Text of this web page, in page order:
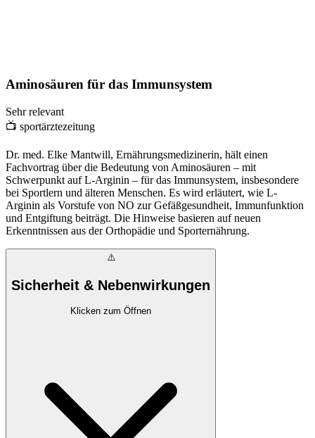
Aminosäuren für das Immunsystem
Sehr relevant
📺 sportärztezeitung
Dr. med. Elke Mantwill, Ernährungsmedizinerin, hält einen
Fachvortrag über die Bedeutung von Aminosäuren – mit
Schwerpunkt auf L-Arginin – für das Immunsystem, insbesondere
bei Sportlern und älteren Menschen. Es wird erläutert, wie L-
Arginin als Vorstufe von NO zur Gefäßgesundheit, Immunfunktion
und Entgiftung beiträgt. Die Hinweise basieren auf neuen
Erkenntnissen aus der Orthopädie und Sporternährung.
⚠️
Sicherheit & Nebenwirkungen
Klicken zum Öffnen